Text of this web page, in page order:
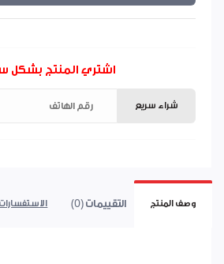
اشتري المنتج بشكل
شراء سريع
وصف المنتج التقييمات (0) الاستفسارات